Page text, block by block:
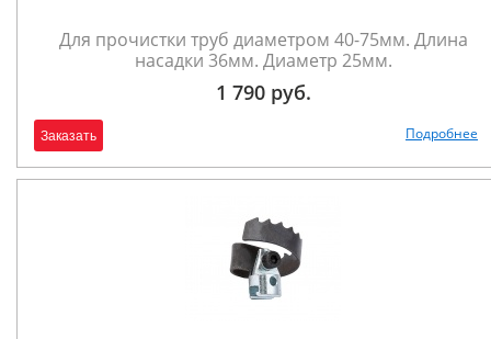
Для прочистки труб диаметром 40-75мм. Длина
насадки 36мм. Диаметр 25мм.
1 790 руб.
Заказать Подробнее